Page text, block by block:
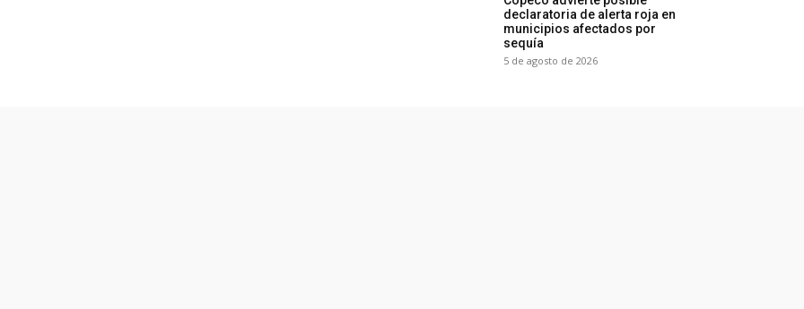
declaratoria de alerta roja en
municipios afectados por
sequía
5 de agosto de 2026